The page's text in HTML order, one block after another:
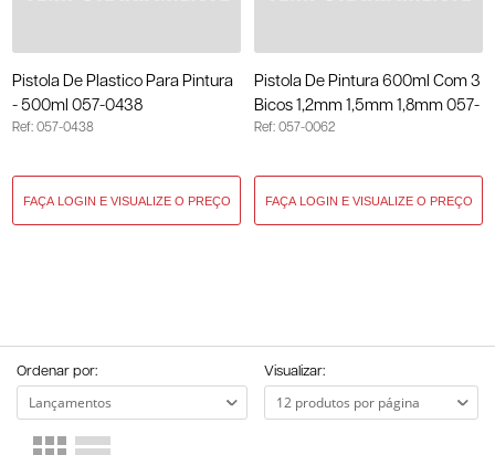
Pistola De Plastico Para Pintura
- 500ml 057-0438
Ref: 057-0438
Pistola De Pintura 600ml Com 3
Bicos 1,2mm 1,5mm 1,8mm 057-
0062
Ref: 057-0062
Ordenar por: Visualizar: